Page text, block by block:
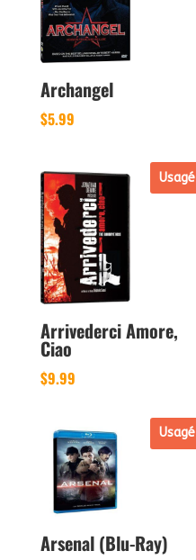
Archangel
$5.99
Usagé
Arrivederci Amore,
Ciao
$9.99
Usagé
Arsenal (Blu-Ray)